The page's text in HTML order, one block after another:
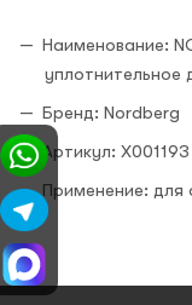
Наименование:
уплотнительное
Бренд: Nordberg
Артикул: X001193
Применение: для